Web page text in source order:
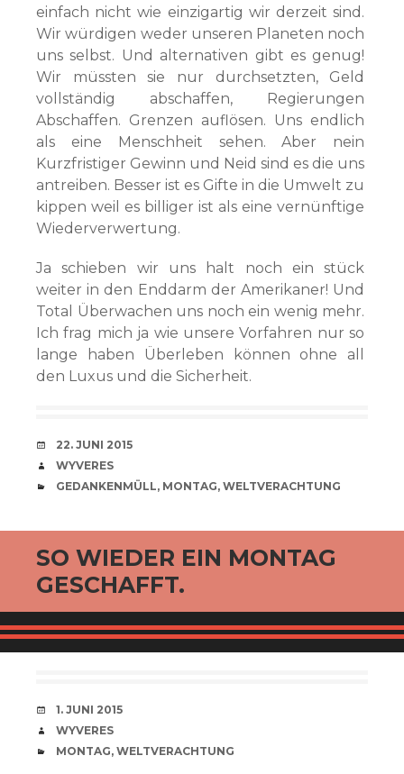
einfach nicht wie einzigartig wir derzeit sind.
Wir würdigen weder unseren Planeten noch
uns selbst. Und alternativen gibt es genug!
Wir müssten sie nur durchsetzten, Geld
vollständig abschaffen, Regierungen
Abschaffen. Grenzen auflösen. Uns endlich
als eine Menschheit sehen. Aber nein
Kurzfristiger Gewinn und Neid sind es die uns
antreiben. Besser ist es Gifte in die Umwelt zu
kippen weil es billiger ist als eine vernünftige
Wiederverwertung.
Ja schieben wir uns halt noch ein stück
weiter in den Enddarm der Amerikaner! Und
Total Überwachen uns noch ein wenig mehr.
Ich frag mich ja wie unsere Vorfahren nur so
lange haben Überleben können ohne all
den Luxus und die Sicherheit.
VERABREDUNG
22. JUNI 2015
VERFASSER
WYVERES
CATEGORIES
GEDANKENMÜLL, MONTAG, WELTVERACHTUNG
SO WIEDER EIN MONTAG
GESCHAFFT.
VERABREDUNG
1. JUNI 2015
VERFASSER
WYVERES
CATEGORIES
MONTAG, WELTVERACHTUNG